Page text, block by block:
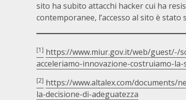
sito ha subito attacchi hacker cui ha
contemporanee, l’accesso al sito è
[1] https://www.miur.gov.it/web/guest/-/
acceleriamo-innovazione-costruiamo-
[2] https://www.altalex.com/documents/
la-decisione-di-adeguatezza